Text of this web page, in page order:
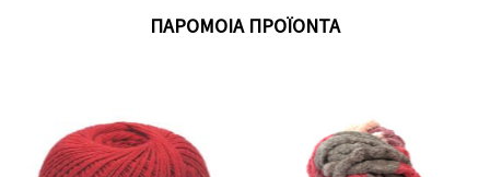
ΠΑΡΌΜΟΙΑ ΠΡΟΪΌΝΤΑ